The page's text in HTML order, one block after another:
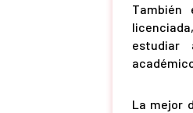
estudiar
La mejor